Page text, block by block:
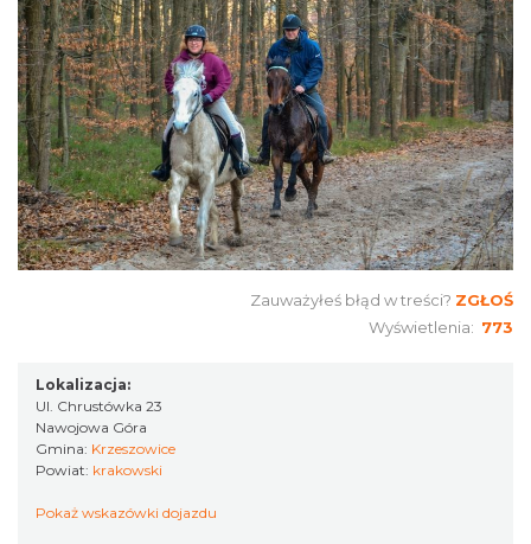
Zauważyłeś błąd w treści? ZGŁOŚ
Wyświetlenia: 773
Lokalizacja:
Ul. Chrustówka 23
Nawojowa Góra
Gmina: Krzeszowice
Powiat: krakowski
Pokaż wskazówki dojazdu